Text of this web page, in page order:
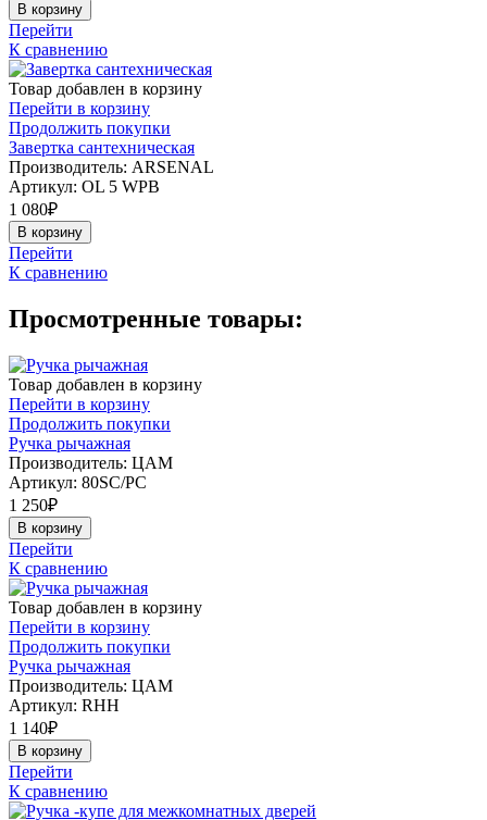
В корзину
Перейти
К сравнению
Товар добавлен в корзину
Перейти в корзину
Продолжить покупки
Завертка сантехническая
Производитель: ARSENAL
Артикул: OL 5 WPB
1 080₽
В корзину
Перейти
К сравнению
Просмотренные товары:
Товар добавлен в корзину
Перейти в корзину
Продолжить покупки
Ручка рычажная
Производитель: ЦАМ
Артикул: 80SC/PC
1 250₽
В корзину
Перейти
К сравнению
Товар добавлен в корзину
Перейти в корзину
Продолжить покупки
Ручка рычажная
Производитель: ЦАМ
Артикул: RHH
1 140₽
В корзину
Перейти
К сравнению